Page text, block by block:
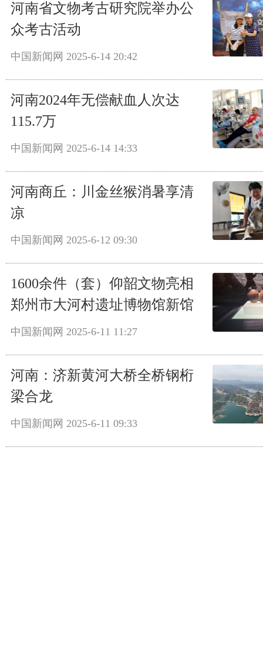
河南省文物考古研究院举办公
众考古活动
中国新闻网 2025-6-14 20:42
河南2024年无偿献血人次达
115.7万
中国新闻网 2025-6-14 14:33
河南商丘：川金丝猴消暑享清
凉
中国新闻网 2025-6-12 09:30
1600余件（套）仰韶文物亮相
郑州市大河村遗址博物馆新馆
中国新闻网 2025-6-11 11:27
河南：济新黄河大桥全桥钢桁
梁合龙
中国新闻网 2025-6-11 09:33